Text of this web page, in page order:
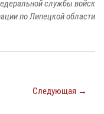
службы войск
по Липецкой области
Следующая →